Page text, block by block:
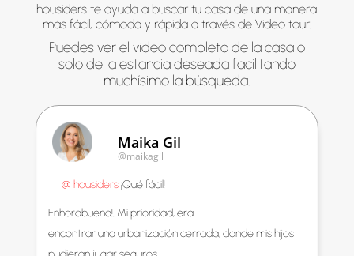
housiders te ayuda a buscar tu casa de una manera
más fácil, cómoda y rápida a través de Video tour.
Puedes ver el video completo de la casa o
solo de la estancia deseada facilitando
muchísimo la búsqueda.
Maika Gil
@maikagil
@ housiders¡Qué fácil!
Enhorabuena!. Mi prioridad, era
encontrar una urbanización cerrada, donde mis hijos